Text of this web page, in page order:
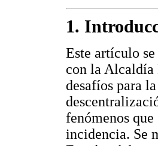
1.
Este artículo
con la Alcaldía
desafíos para
fenómenos
incidencia. Se